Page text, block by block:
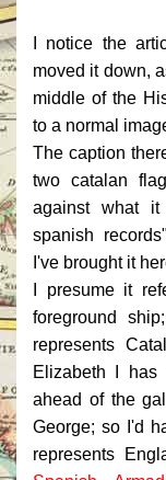
I notice the
moved it down,
middle of the
to a normal
The caption
two catalan
against what
spanish
I've brought it
I presume it
foreground
represents
Elizabeth I
ahead of the
George; so I'd
represents